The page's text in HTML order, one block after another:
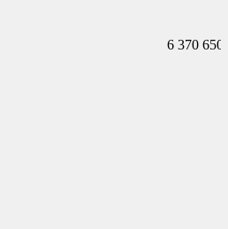
6 370 650